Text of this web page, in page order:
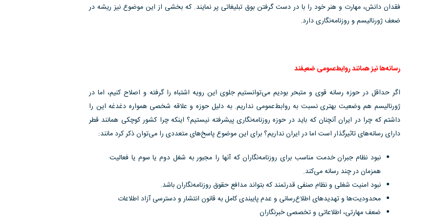
فقدان دانش، مهارت و هنر خود را با در دست گرفتن بوق تبلیغاتی پر نمایند. که بخشی از این موضوع نیز ریشه در
ضعف ژورنالیسم و روزنامه‌نگاری دارد.
رسانه‌ها نیز همانند روابط‌عمومی ضعیفند
اگر حداقل در حوزه رسانه قوی و متبحر بودیم می‌توانستیم جلوی این رویه اشتباه را گرفته و اصلاح کنیم، اما در
ژورنالیسم هم وضعیت بهتری نسبت به روابط‌عمومی نداریم. به دلیل حوزه و علاقه شخصی همواره دغدغه این را
داشتم که چرا در ایران آنچنان که باید در حوزه روزنامه‌نگاری پیشرفته نیستیم؟ اینکه چرا کشور کوچکی همانند قطر
دارای رسانه‌های تاثیرگذار است اما در ایران نداریم؟ برای این موضوع پاسخ‌های متعددی را می‌توان ذکر کرد مانند:
نبود نظام جبران خدمت مناسب برای روزنامه‌نگاران که آنها را مجبور به شغل دوم یا سوم یا فعالیت
همزمان در چند رسانه می‌کند.
نبود امنیت شغلی و نظام صنفی قدرتمند که بتواند مدافع حقوق روزنامه‌نگاران باشد.
محدودیت‌ها و تهدیدهای اطلاع‌رسانی و عدم پایبندی کامل به قانون انتشار و دسترسی آزاد اطلاعات
ضعف مهارتی، اطلاعاتی و تخصصی خبرنگاران